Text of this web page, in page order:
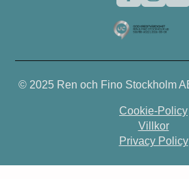
© 2025 Ren och Fino Stockholm
Cookie-Policy
Villkor
Privacy Policy